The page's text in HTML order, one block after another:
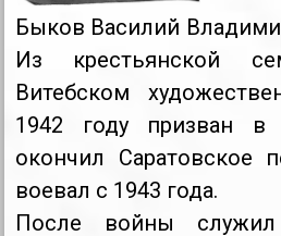
Быков Василий
Из крестьянской
Витебском
1942 году призван
окончил Саратовское
воевал с 1943 года.
После войны